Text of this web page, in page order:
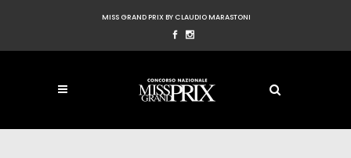
MISS GRAND PRIX BY CLAUDIO MARASTONI